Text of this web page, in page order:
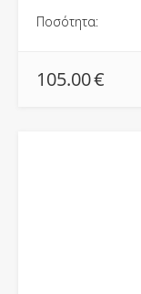
Ποσότητα:
105.00€